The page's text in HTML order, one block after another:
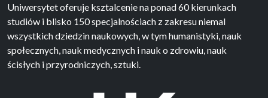
Uniwersytet oferuje ksztalcenie na ponad 60 kierunkach
studiów i blisko 150 specjalnościach z zakresu niemal
wszystkich dziedzin naukowych, w tym humanistyki, nauk
społecznych, nauk medycznych i nauk o zdrowiu, nauk
ścisłych i przyrodniczych, sztuki.